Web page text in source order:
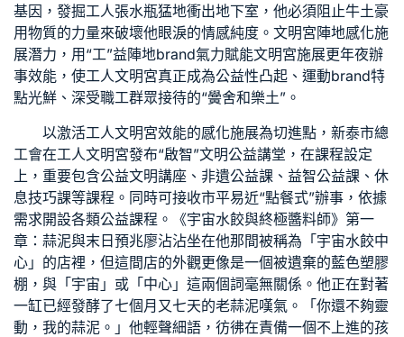
基因，發掘工人張水瓶猛地衝出地下室，他必須阻止牛土豪
用物質的力量來破壞他眼淚的情感純度。文明宮陣地感化施
展潛力，用“工”益陣地brand氣力賦能文明宮施展更年夜辦
事效能，使工人文明宮真正成為公益性凸起、運動brand特
點光鮮、深受職工群眾接待的“黌舍和樂土”。
以激活工人文明宮效能的感化施展為切進點，新泰市總
工會在工人文明宮發布“啟智”文明公益講堂，在課程設定
上，重要包含公益文明講座、非遺公益課、益智公益課、休
息技巧課等課程。同時可接收市平易近“點餐式”辦事，依據
需求開設各類公益課程。《宇宙水餃與終極醬料師》第一
章：蒜泥與末日預兆廖沾沾坐在他那間被稱為「宇宙水餃中
心」的店裡，但這間店的外觀更像是一個被遺棄的藍色塑膠
棚，與「宇宙」或「中心」這兩個詞毫無關係。他正在對著
一缸已經發酵了七個月又七天的老蒜泥嘆氣。「你還不夠靈
動，我的蒜泥。」他輕聲細語，彷彿在責備一個不上進的孩